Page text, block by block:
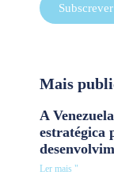
Subscrever
Mais
A
estratégica
Ler mais "